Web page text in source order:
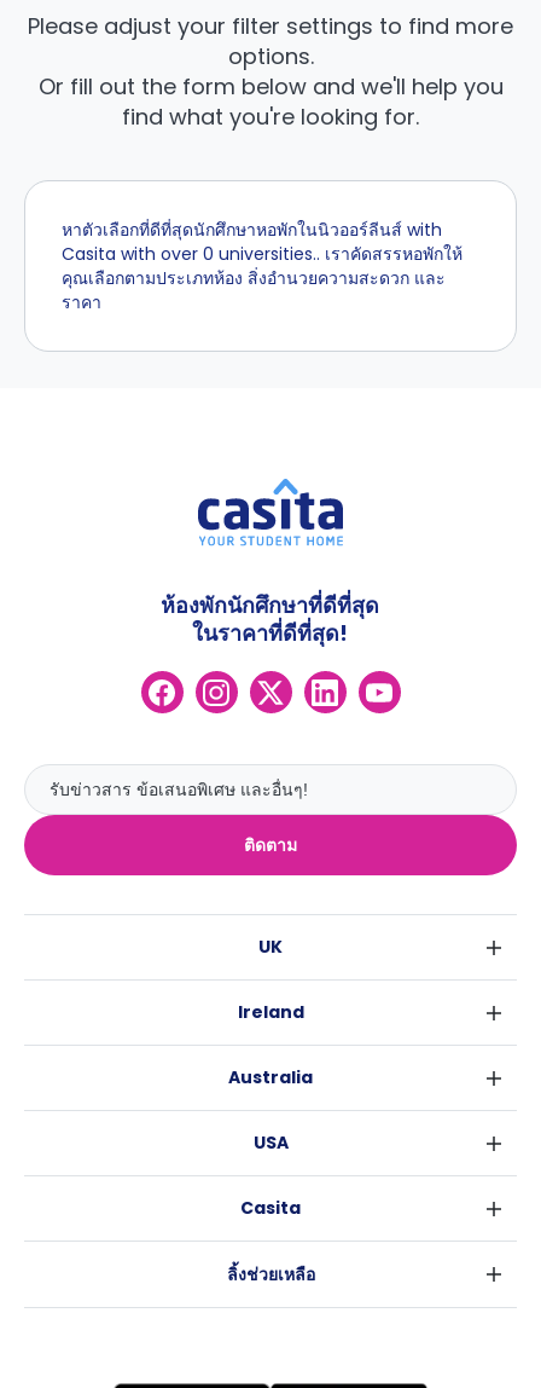
Please adjust your filter settings to find more
options.
Or fill out the form below and we'll help you
find what you're looking for.
หาตัวเลือกที่ดีที่สุดนักศึกษาหอพักในนิวออร์ลีนส์ with
Casita with over 0 universities.. เราคัดสรรหอพักให้
คุณเลือกตามประเภทห้อง สิ่งอำนวยความสะดวก และ
ราคา
ติดตาม
ห้องพักนักศึกษาที่ดีที่สุด
ในราคาที่ดีที่สุด!
UK
กลาสโกว
เอดินเบอระ
ลีดส์
บริสโทล
คาร์ดิฟ
Ireland
Australia
บริสเบน
อะเดลายด์
USA
แอตแลนตา
Casita
ลิ้งช่วยเหลือ